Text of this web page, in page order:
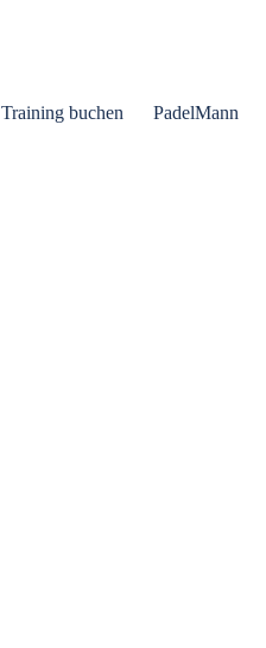
Training buchen PadelMann